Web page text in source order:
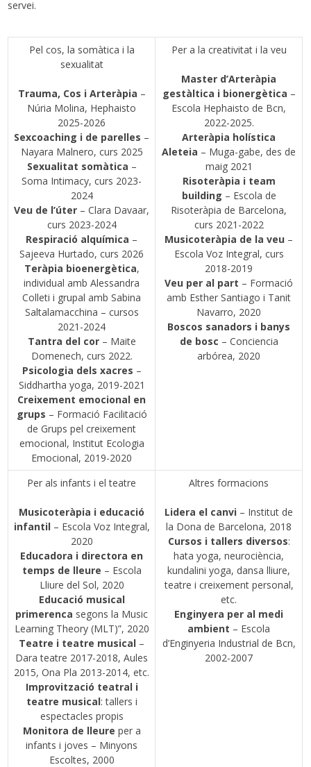
servei.
Pel cos, la somàtica i la
sexualitat
Trauma, Cos i Arteràpia –
Núria Molina, Hephaisto
2025-2026
Sexcoaching i de parelles –
Nayara Malnero, curs 2025
Sexualitat somàtica –
Soma Intimacy, curs 2023-
2024
Veu de l’úter – Clara Davaar,
curs 2023-2024
Respiració alquímica –
Sajeeva Hurtado, curs 2026
Teràpia bioenergètica,
individual amb Alessandra
Colleti i grupal amb Sabina
Saltalamacchina – cursos
2021-2024
Tantra del cor– Maite
Domenech, curs 2022.
Psicologia dels xacres –
Siddhartha yoga, 2019-2021
Creixement emocional en
grups – Formació Facilitació
de Grups pel creixement
emocional, Institut Ecologia
Emocional, 2019-2020
Per a la creativitat i la veu
Master d’Arteràpia
gestàltica i bionergètica –
Escola Hephaisto de Bcn,
2022-2025.
Arteràpia holística
Aleteia – Muga-gabe, des de
maig 2021
Risoteràpia i team
building – Escola de
Risoteràpia de Barcelona,
curs 2021-2022
Musicoteràpia de la veu –
Escola Voz Integral, curs
2018-2019
Veu per al part – Formació
amb Esther Santiago i Tanit
Navarro, 2020
Boscos sanadors i banys
de bosc – Conciencia
arbórea, 2020
Per als infants i el teatre
Musicoteràpia i educació
infantil– Escola Voz Integral,
2020
Educadora i directora en
temps de lleure – Escola
Lliure del Sol, 2020
Educació musical
primerenca segons la Music
Learning Theory (MLT)”, 2020
Teatre i teatre musical –
Dara teatre 2017-2018, Aules
2015, Ona Pla 2013-2014, etc.
Improvització teatral i
teatre musical: tallers i
espectacles propis
Monitora de lleure per a
infants i joves – Minyons
Escoltes, 2000
Altres formacions
Lidera el canvi – Institut de
la Dona de Barcelona, 2018
Cursos i tallers diversos:
hata yoga, neurociència,
kundalini yoga, dansa lliure,
teatre i creixement personal,
etc.
Enginyera per al medi
ambient – Escola
d’Enginyeria Industrial de Bcn,
2002-2007